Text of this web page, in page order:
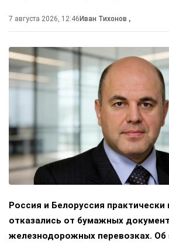
7 августа 2026, 12:46 Иван Тихонов ,
Россия и Белоруссия
отказались от бумажных
железнодорожных перевозках. Об